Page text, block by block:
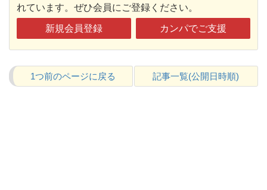
れています。ぜひ会員にご登録ください。
新規会員登録 カンパでご支援
1つ前のページに戻る 記事一覧(公開日時順)